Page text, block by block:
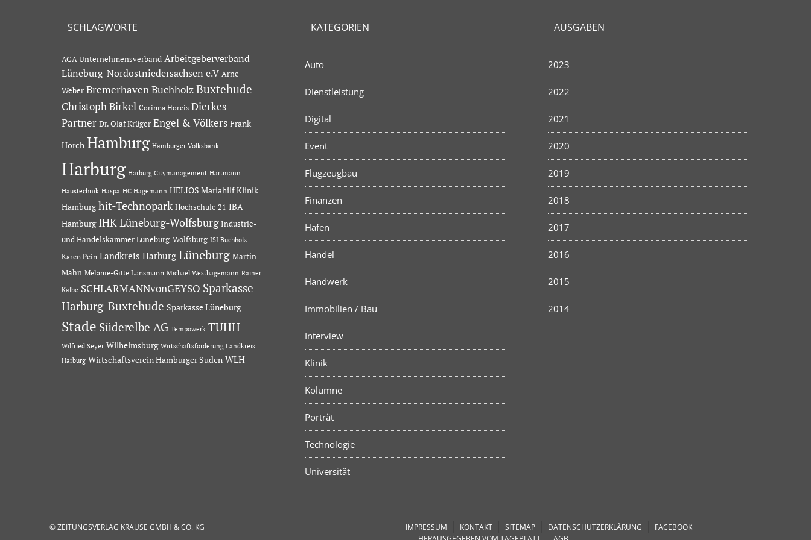
SCHLAGWORTE
AGA Unternehmensverband Arbeitgeberverband
Lüneburg-Nordostniedersachsen e.V Arne
Weber BremerhavenBuchholzBuxtehude
Christoph Birkel Corinna Horeis Dierkes
Partner Dr. Olaf Krüger Engel & Völkers Frank
Horch Hamburg Hamburger Volksbank
Harburg Harburg Citymanagement Hartmann
Haustechnik Haspa HC Hagemann HELIOS Mariahilf Klinik
Hamburg hit-Technopark Hochschule 21 IBA
Hamburg IHK Lüneburg-Wolfsburg Industrie-
und Handelskammer Lüneburg-Wolfsburg ISI Buchholz
Karen Pein Landkreis Harburg Lüneburg Martin
Mahn Melanie-Gitte Lansmann Michael Westhagemann Rainer
Kalbe SCHLARMANNvonGEYSO Sparkasse
Harburg-Buxtehude Sparkasse Lüneburg
Stade Süderelbe AG Tempowerk TUHH
Wilfried Seyer Wilhelmsburg Wirtschaftsförderung Landkreis
Harburg Wirtschaftsverein Hamburger Süden WLH
KATEGORIEN
Auto
Dienstleistung
Digital
Event
Flugzeugbau
Finanzen
Hafen
Handel
Handwerk
Immobilien / Bau
Interview
Klinik
Kolumne
Porträt
Technologie
Universität
AUSGABEN
2023
2022
2021
2020
2019
2018
2017
2016
2015
2014
IMPRESSUM KONTAKT SITEMAP DATENSCHUTZERKLÄRUNG
FACEBOOK
© ZEITUNGSVERLAG KRAUSE GMBH & CO. KG